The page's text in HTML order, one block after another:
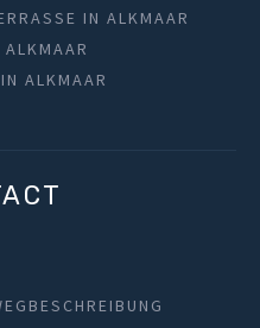
IN ALKMAAR
ALKMAAR